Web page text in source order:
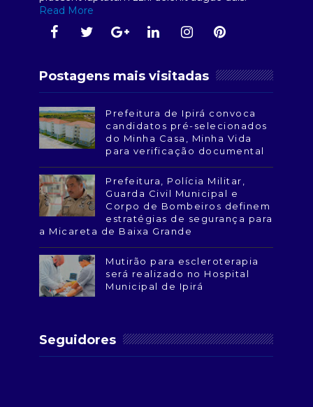
Read More
Postagens mais visitadas
Prefeitura de Ipirá convoca
candidatos pré-selecionados
do Minha Casa, Minha Vida
para verificação documental
Prefeitura, Polícia Militar,
Guarda Civil Municipal e
Corpo de Bombeiros definem
estratégias de segurança para
a Micareta de Baixa Grande
Mutirão para escleroterapia
será realizado no Hospital
Municipal de Ipirá
Seguidores